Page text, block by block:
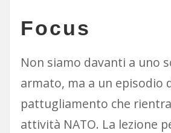
Focus
Non siamo davanti a uno
armato, ma a un episodio
pattugliamento che
attività NATO. La lezione